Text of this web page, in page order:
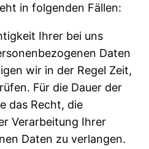
in folgenden Fällen:
Ihrer bei uns
Daten
wir in der Regel Zeit,
Für die Dauer der
das Recht, die
Verarbeitung Ihrer
Daten zu verlangen.